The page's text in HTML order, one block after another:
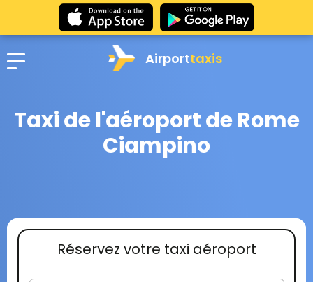
Airporttaxis
Taxi de l'aéroport de Rome
Ciampino
Réservez votre taxi aéroport